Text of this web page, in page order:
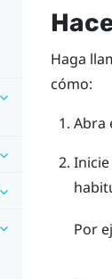
Haga
cómo:
Abra
Inicie
Por